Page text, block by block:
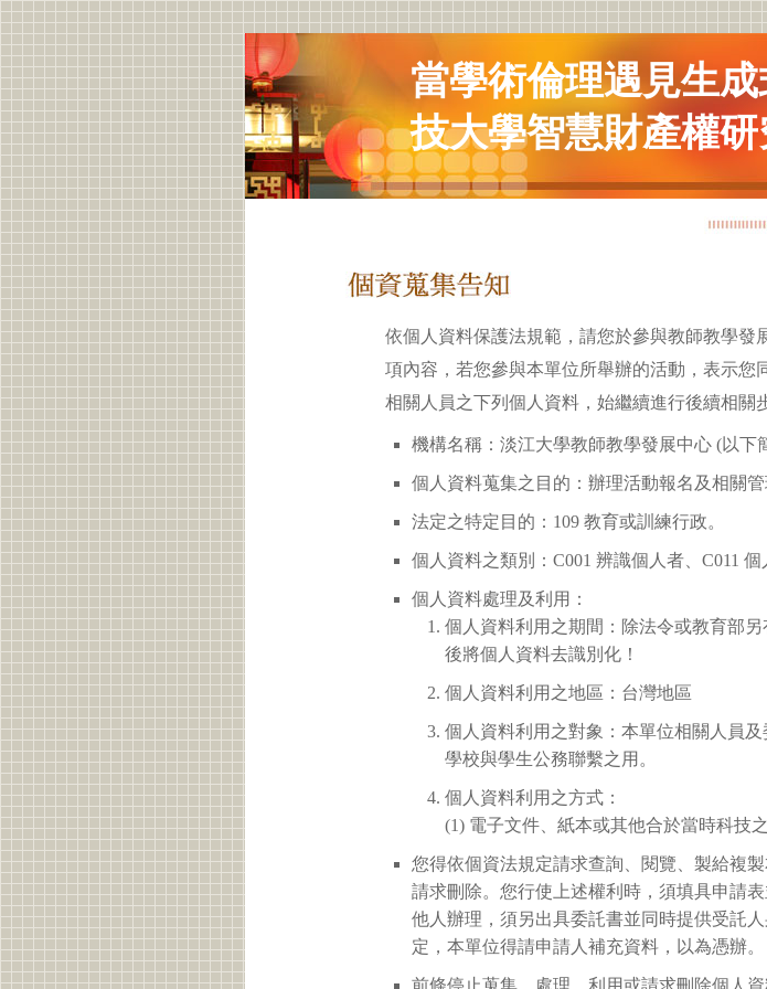
當學術倫理遇見生
技大學智慧財產權
依個人資料保護法規範，請您於參與教師教學發
項內容，若您參與本單位所舉辦的活動，表示
相關人員之下列個人資料，始繼續進行後續相關
機構名稱：淡江大學教師教學發展中心 (以下
個人資料蒐集之目的：辦理活動報名及相關管
法定之特定目的：109 教育或訓練行政。
個人資料之類別：C001 辨識個人者、C011 個
個人資料處理及利用：
個人資料利用之期間：除法令或教育部
後將個人資料去識別化！
個人資料利用之地區：台灣地區
個人資料利用之對象：本單位相關人員
學校與學生公務聯繫之用。
個人資料利用之方式：
(1) 電子文件、紙本或其他合於當時科技
您得依個資法規定請求查詢、閱覽、製給複
請求刪除。您行使上述權利時，須填具申請
他人辦理，須另出具委託書並同時提供受託
定，本單位得請申請人補充資料，以為憑辦。
前條停止蒐集、處理、利用或請求刪除個人